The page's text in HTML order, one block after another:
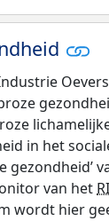
in het
gezondheid’
van het
wordt hier